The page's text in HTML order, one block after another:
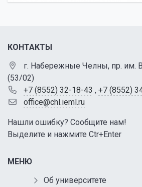
КОНТАКТЫ
г. Набережные Челны, пр. им.
(53/02)
+7 (8552) 32-18-43 , +7 (8552)
office@chl.ieml.ru
Нашли ошибку? Сообщите нам!
Выделите и нажмите Ctr+Enter
МЕНЮ
Об университете